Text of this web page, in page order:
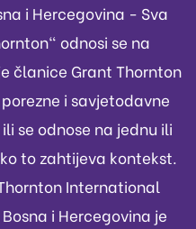
i Hercegovina - Sva
odnosi se na
članice Grant Thornton
i savjetodavne
se odnose na jednu ili
to zahtijeva kontekst.
International
i Hercegovina je